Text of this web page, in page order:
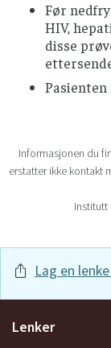
Før
HIV,
disse
Pasienten
Informasjonen du
erstatter ikke kontakt
Lag en
Lenker